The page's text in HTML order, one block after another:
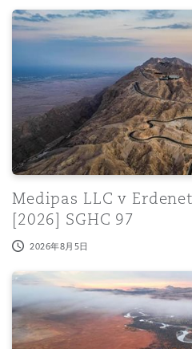
Medipas LLC v Erdenet
Medipas LLC v
[2026] SGHC 97
2026年8月5日
Navigating North African